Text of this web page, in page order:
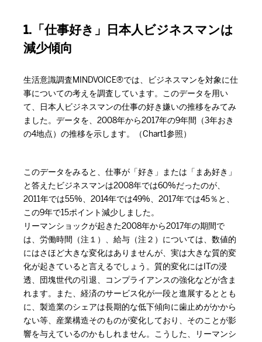
1.「仕事好き」日本人ビジネスマンは
減少傾向
生活意識調査MINDVOICE®では、ビジネスマンを対象に仕
事についての考えを調査しています。このデータを用い
て、日本人ビジネスマンの仕事の好き嫌いの推移をみてみ
ました。データを、2008年から2017年の9年間（3年おき
の4地点）の推移を示します。（Chart1参照）
このデータをみると、仕事が「好き」または「まあ好き」
と答えたビジネスマンは2008年では60%だったのが、
2011年では55%、2014年では49%、2017年では45％と、
この9年で15ポイント減少しました。
リーマンショックが起きた2008年から2017年の期間で
は、労働時間（注１）、給与（注２）については、数値的
にはさほど大きな変化はありませんが、実は大きな質的変
化が起きていると言えるでしょう。質的変化にはITの浸
透、団塊世代の引退、コンプライアンスの強化などが含ま
れます。また、経済のサービス化が一段と進展するととも
に、製造業のシェアは長期的な低下傾向に歯止めがかから
ない等、産業構造そのものが変化しており、そのことが影
響を与えているのかもしれません。こうした、リーマンシ